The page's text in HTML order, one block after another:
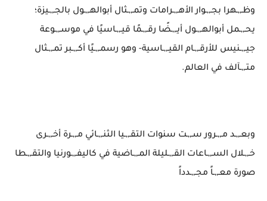
وظـ,,ـهرا بجـ,,ـوار الأهـ,,ـرامات وتمـ,,ـثال أبوالهـ,,ـول بالجـ,,ـيزة؛
يحـ,,ـمل أبوالهـ,,ـول أيـ,,ـضًا رقـ,,ـمًا قيـ,,ـاسيًا في موسـ,,ـوعة
جيـ,,ـنيس للأرقـ,,ـام القيـ,,ـاسية- وهو رسمـ,,ـيًا أكـ,,ـبر تمـ,,ـثال
متـ,,ـآلف في العالم.
وبعـ,,ـد مـ,,ـرور سـ,,ـت سنوات التقـ,,ـيا الثنـ,,ـائي مـ,,ـرة أخـ,,ـرى
خـ,,ـلال السـ,,ـاعات القـ,,ـليلة المـ,,ـاضية في كاليفـ,,ـورنيا والتقـ,,ـطا
صورة معـ,,ـاً مجـ,,ـدداً